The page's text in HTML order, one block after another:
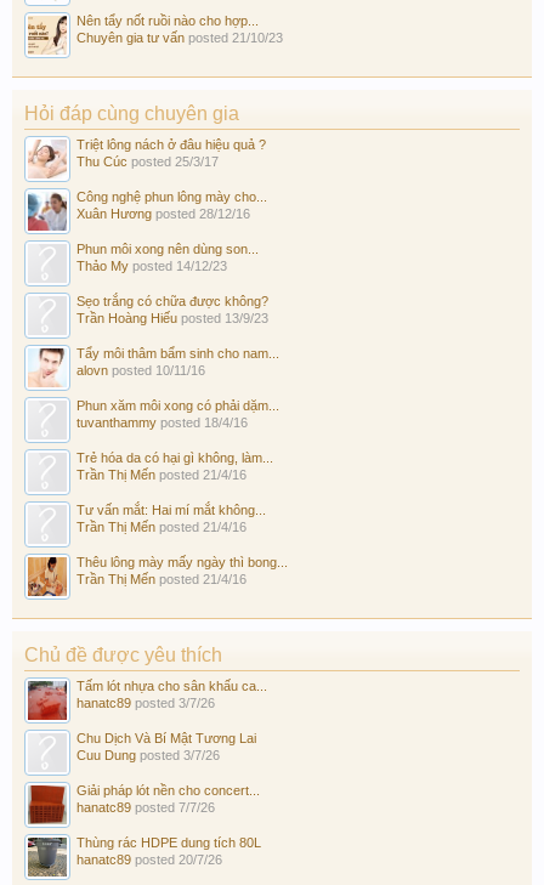
Nên tẩy nốt ruồi nào cho hợp...
Chuyên gia tư vấn posted 21/10/23
Hỏi đáp cùng chuyên gia
Triệt lông nách ở đâu hiệu quả ?
Thu Cúc posted 25/3/17
Công nghệ phun lông mày cho...
Xuân Hương posted 28/12/16
Phun môi xong nên dùng son...
Thảo My posted 14/12/23
Sẹo trắng có chữa được không?
Trần Hoàng Hiếu posted 13/9/23
Tẩy môi thâm bẩm sinh cho nam...
alovn posted 10/11/16
Phun xăm môi xong có phải dặm...
tuvanthammy posted 18/4/16
Trẻ hóa da có hại gì không, làm...
Trần Thị Mến posted 21/4/16
Tư vấn mắt: Hai mí mắt không...
Trần Thị Mến posted 21/4/16
Thêu lông mày mấy ngày thì bong...
Trần Thị Mến posted 21/4/16
Chủ đề được yêu thích
Tấm lót nhựa cho sân khấu ca...
hanatc89 posted 3/7/26
Chu Dịch Và Bí Mật Tương Lai
Cuu Dung posted 3/7/26
Giải pháp lót nền cho concert...
hanatc89 posted 7/7/26
Thùng rác HDPE dung tích 80L
hanatc89 posted 20/7/26